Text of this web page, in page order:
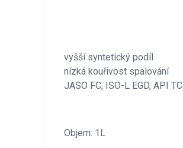
vyšší syntetický podíl
nízká kouřivost spalování
JASO FC, ISO-L EGD, API TC
Objem: 1L